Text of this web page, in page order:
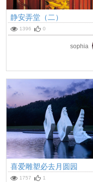
静安弄堂（二）
1396 0
sophia
喜爱雕塑必去月圆园
1757 1